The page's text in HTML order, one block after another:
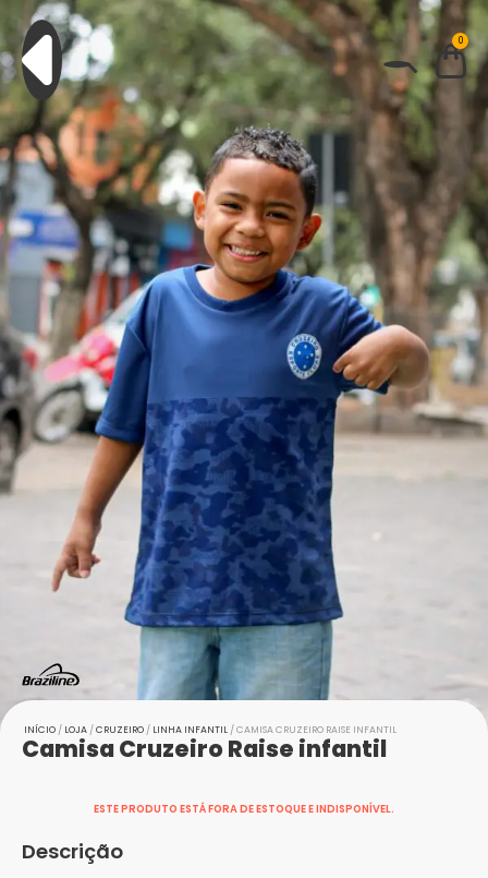
0
BUSCAR
INÍCIO / LOJA /CRUZEIRO / LINHA INFANTIL / CAMISA CRUZEIRO RAISE INFANTIL
Camisa Cruzeiro Raise infantil
ESTE PRODUTO ESTÁ FORA DE ESTOQUE E INDISPONÍVEL.
Descrição